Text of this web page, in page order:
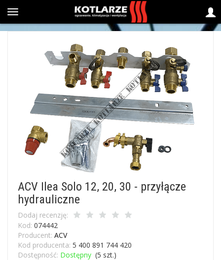
ACV Ilea Solo 12, 20, 30 - przyłącze
hydrauliczne
Dodaj recenzję:
Kod: 074442
Producent: ACV
Kod producenta: 5 400 891 744 420
Dostępność: Dostępny (5 szt.)